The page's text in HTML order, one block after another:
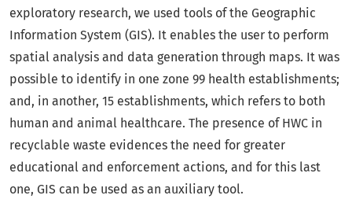
exploratory research, we used tools of the Geographic
Information System (GIS). It enables the user to perform
spatial analysis and data generation through maps. It was
possible to identify in one zone 99 health establishments;
and, in another, 15 establishments, which refers to both
human and animal healthcare. The presence of HWC in
recyclable waste evidences the need for greater
educational and enforcement actions, and for this last
one, GIS can be used as an auxiliary tool.